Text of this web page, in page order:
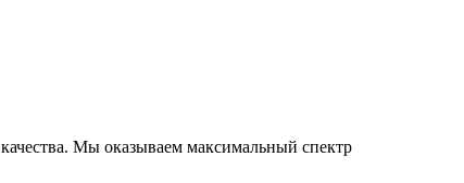
Мы оказываем максимальный спектр